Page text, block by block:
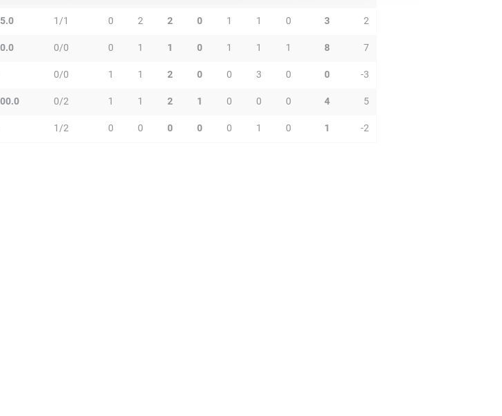
1/1 0 2 2 0 1 1 0 3 2
0/0 0 1 1 0 1 1 1 8 7
0/0 1 1 2 0 0 3 0 0 -3
0/2 1 1 2 1 0 0 0 4 5
1/2 0 0 0 0 0 1 0 1 -2